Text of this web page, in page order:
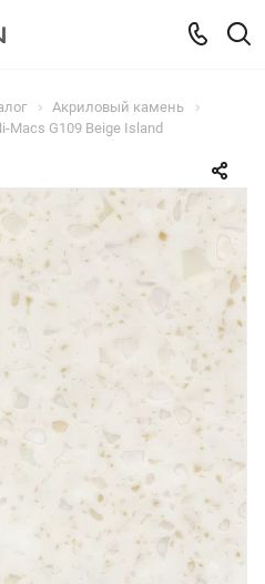
Акриловый камень
Macs G109 Beige Island